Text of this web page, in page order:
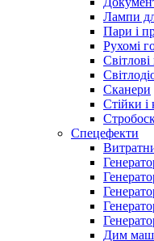
Лампи
Пари і
Рухомі
Сканери
Стійки і
Спецефекти
Дим